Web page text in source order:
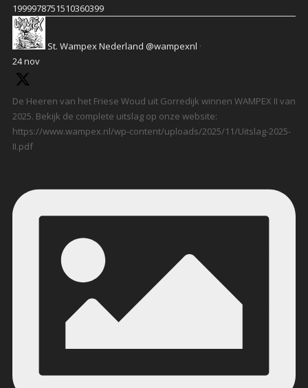
1999978751510360399
St. Wampex Nederland @wampexnl ·
24 nov
De Heeren van het Friese Woud uit Gorredijk winnen WAMPEX II van
2025. Bekijk de complete uitslag op onze website:
https://www.wampex.nl/wp-content/uploads/2025/11/Uitslag-2025-
II.pdf